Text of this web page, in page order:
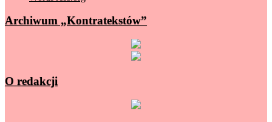
Archiwum „Kontratekstów”
O redakcji